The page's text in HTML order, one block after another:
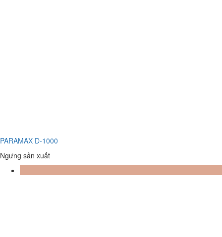
PARAMAX D-1000
Ngưng sản xuất